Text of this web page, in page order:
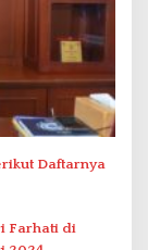
Daftarnya
Farhati di